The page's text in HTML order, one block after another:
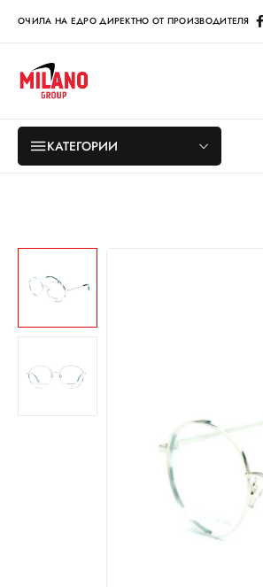
ОЧИЛА НА ЕДРО ДИРЕКТНО ОТ ПРОИЗВОДИТЕЛЯ
КАТЕГОРИИ